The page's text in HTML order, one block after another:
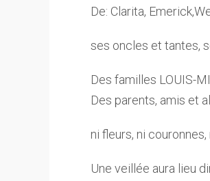
De: Clarita,
ses oncles et tantes,
Des familles LOUIS-
Des parents, amis et
ni fleurs, ni
Une veillée aura lieu